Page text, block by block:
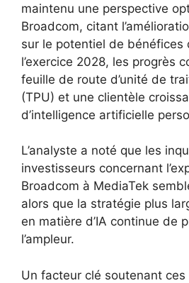
maintenu une perspective
Broadcom, citant
sur le potentiel de bénéfices
l’exercice 2028, les progrès
feuille de route d’unité de
(TPU) et une clientèle
d’intelligence artificielle
L’analyste a noté que les
investisseurs concernant
Broadcom à MediaTek
alors que la stratégie plus
en matière d’IA continue de
l’ampleur.
Un facteur clé soutenant ces